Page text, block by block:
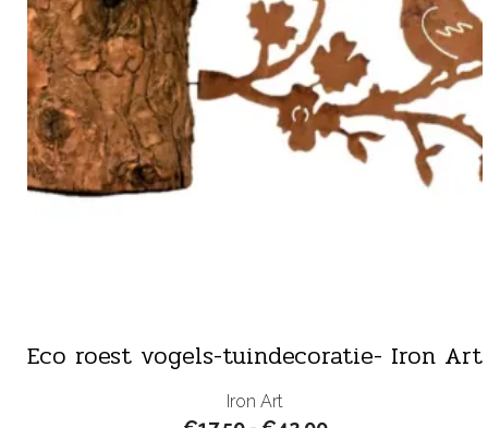
Eco roest vogels-tuindecoratie- Iron Art
Iron Art